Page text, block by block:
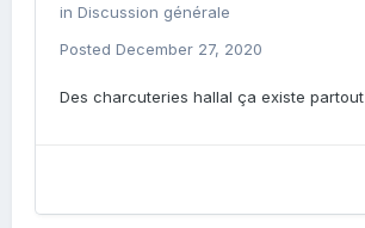
in Discussion générale
Posted December 27, 2020
Des charcuteries hallal ça existe partout